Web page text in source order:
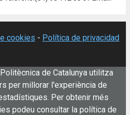
cookies - Política de privacidad
de Catalunya utilitza
per millorar l'experiència de
Per obtenir més
podeu consultar la política de